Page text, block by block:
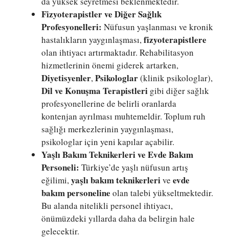
Fizyoterapistler ve Diğer Sağlık
Profesyonelleri: Nüfusun yaşlanması ve kronik
hastalıkların yaygınlaşması,fizyoterapistlere
olan ihtiyacı artırmaktadır. Rehabilitasyon
hizmetlerinin önemi giderek artarken,
Diyetisyenler,Psikologlar(klinik psikologlar),
Dil ve Konuşma Terapistleri gibi diğer sağlık
profesyonellerine de belirli oranlarda
kontenjan ayrılması muhtemeldir. Toplum ruh
sağlığı merkezlerinin yaygınlaşması,
psikologlar için yeni kapılar açabilir.
Yaşlı Bakım Teknikerleri ve Evde Bakım
Personeli: Türkiye’de yaşlı nüfusun artış
eğilimi,yaşlı bakım teknikerlerive evde
bakım personeline olan talebi yükseltmektedir.
Bu alanda nitelikli personel ihtiyacı,
önümüzdeki yıllarda daha da belirgin hale
gelecektir.